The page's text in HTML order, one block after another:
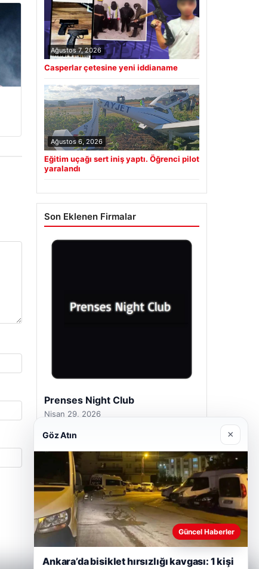
Ağustos 7, 2026
Casperlar çetesine yeni iddianame
Ağustos 6, 2026
Eğitim uçağı sert iniş yaptı. Öğrenci pilot
yaralandı
Son Eklenen Firmalar
Prenses Night Club
Nisan 29, 2026
Göz Atın ×
Güncel Haberler
Ankara’da bisiklet hırsızlığı kavgası: 1 kişi